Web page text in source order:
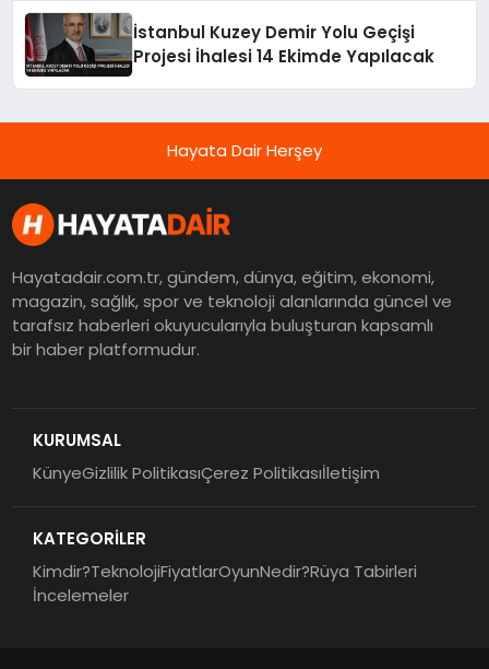
İstanbul Kuzey Demir Yolu Geçişi
Projesi İhalesi 14 Ekimde Yapılacak
Hayata Dair Herşey
Hayatadair.com.tr, gündem, dünya, eğitim, ekonomi,
magazin, sağlık, spor ve teknoloji alanlarında güncel ve
tarafsız haberleri okuyucularıyla buluşturan kapsamlı
bir haber platformudur.
KURUMSAL
KünyeGizlilik PolitikasıÇerez Politikasıİletişim
KATEGORİLER
Kimdir?TeknolojiFiyatlarOyunNedir?Rüya Tabirleri
İncelemeler